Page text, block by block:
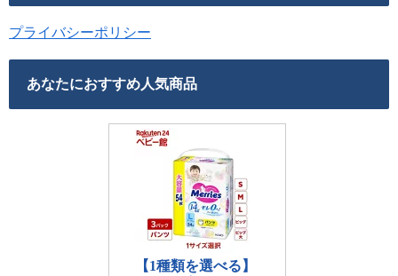
プライバシーポリシー
あなたにおすすめ人気商品